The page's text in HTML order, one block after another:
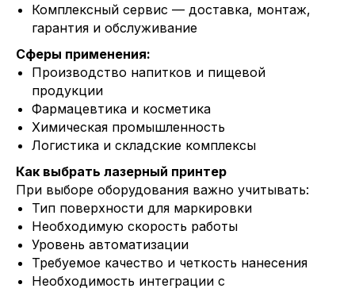
Комплексный сервис — доставка, монтаж,
гарантия и обслуживание
Сферы применения:
Производство напитков и пищевой
продукции
Фармацевтика и косметика
Химическая промышленность
Логистика и складские комплексы
Как выбрать лазерный принтер
При выборе оборудования важно учитывать:
Тип поверхности для маркировки
Необходимую скорость работы
Уровень автоматизации
Требуемое качество и четкость нанесения
Необходимость интеграции с